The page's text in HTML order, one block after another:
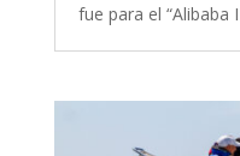
fue para el “Alibaba